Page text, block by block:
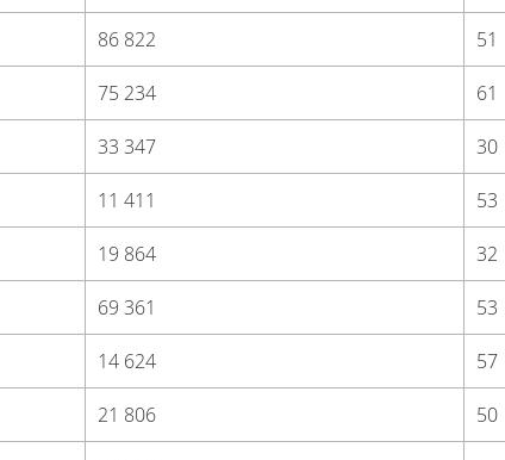
86 822 51
75 234 61
33 347 30
11 411 53
19 864 32
69 361 53
14 624 57
21 806 50